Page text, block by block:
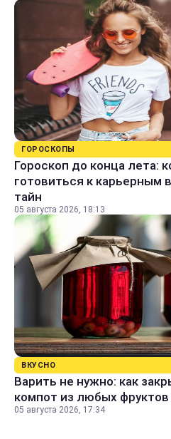
ГОРОСКОПЫ
Гороскоп до конца лета:
готовиться к карьерным
тайн
05 августа 2026, 18:13
ВКУСНО
Варить не нужно: как
компот из любых фруктов
05 августа 2026, 17:34